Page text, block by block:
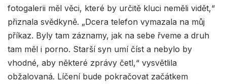
fotogalerii měl věci, které by určitě kluci neměli vidět,“
přiznala svědkyně. „Dcera telefon vymazala na můj
příkaz. Byly tam záznamy, jak na sebe řveme a druh
tam měl i porno. Starší syn umí číst a nebylo by
vhodné, aby některé zprávy četl,“ vysvětlila
obžalovaná. Líčení bude pokračovat začátkem